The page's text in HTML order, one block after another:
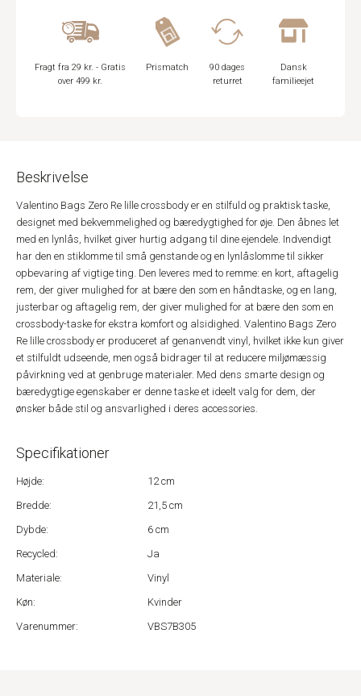
Fragt fra 29 kr. - Gratis
over 499 kr.
Prismatch
90 dages
returret
Dansk
familieejet
Beskrivelse
Valentino Bags Zero Re lille crossbody er en stilfuld og praktisk taske,
designet med bekvemmelighed og bæredygtighed for øje. Den åbnes let
med en lynlås, hvilket giver hurtig adgang til dine ejendele. Indvendigt
har den en stiklomme til små genstande og en lynlåslomme til sikker
opbevaring af vigtige ting. Den leveres med to remme: en kort, aftagelig
rem, der giver mulighed for at bære den som en håndtaske, og en lang,
justerbar og aftagelig rem, der giver mulighed for at bære den som en
crossbody-taske for ekstra komfort og alsidighed. Valentino Bags Zero
Re lille crossbody er produceret af genanvendt vinyl, hvilket ikke kun giver
et stilfuldt udseende, men også bidrager til at reducere miljømæssig
påvirkning ved at genbruge materialer. Med dens smarte design og
bæredygtige egenskaber er denne taske et ideelt valg for dem, der
ønsker både stil og ansvarlighed i deres accessories.
Specifikationer
Højde:
12 cm
Bredde:
21,5 cm
Dybde:
6 cm
Recycled:
Ja
Materiale:
Vinyl
Køn:
Kvinder
Varenummer:
VBS7B305